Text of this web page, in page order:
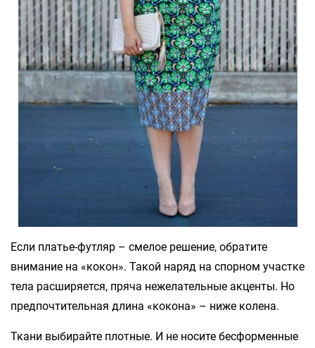
Если платье-футляр – смелое решение, обратите
внимание на «кокон». Такой наряд на спорном участке
тела расширяется, пряча нежелательные акценты. Но
предпочтительная длина «кокона» – ниже колена.
Ткани выбирайте плотные. И не носите бесформенные